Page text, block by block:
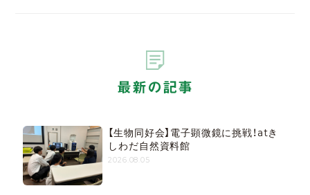
最新の記事
【生物同好会】電子顕微鏡に挑戦！atき
しわだ自然資料館
2026.08.05